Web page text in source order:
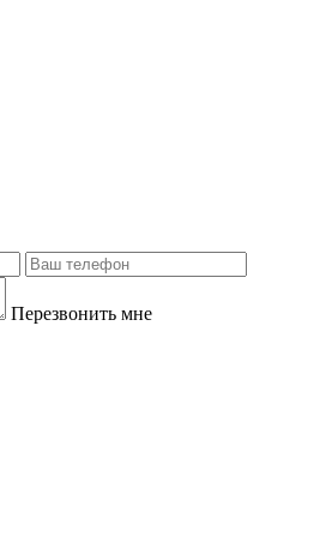
Перезвонить мне